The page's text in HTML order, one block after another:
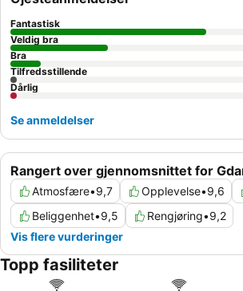
Rangert over gjennomsnittet for
Atmosfære•9,7 Opplevelse•9,6
Beliggenhet•9,5 Rengjøring•9,2
Vis flere vurderinger
Fantastisk
Veldig bra
Bra
Tilfredsstillende
Dårlig
Se anmeldelser
Topp fasiliteter